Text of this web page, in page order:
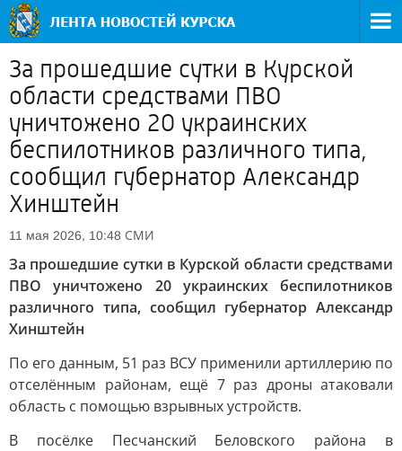
За прошедшие сутки в Курской
области средствами ПВО
уничтожено 20 украинских
беспилотников различного типа,
сообщил губернатор Александр
Хинштейн
11 мая 2026, 10:48 СМИ
За прошедшие сутки в Курской области средствами
ПВО уничтожено 20 украинских беспилотников
различного типа, сообщил губернатор Александр
Хинштейн
По его данным, 51 раз ВСУ применили артиллерию по
отселённым районам, ещё 7 раз дроны атаковали
область с помощью взрывных устройств.
В посёлке Песчанский Беловского района в